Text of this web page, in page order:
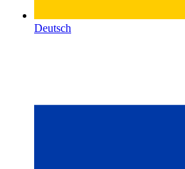
Deutsch